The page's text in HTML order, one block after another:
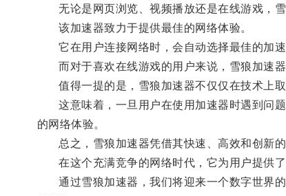
无论是网页浏览、视频播放还是在线游戏，雪
该加速器致力于提供最佳的网络体验。
它在用户连接网络时，会自动选择最佳的加速
而对于喜欢在线游戏的用户来说，雪狼加速器
值得一提的是，雪狼加速器不仅仅在技术上取
这意味着，一旦用户在使用加速器时遇到问题
的网络体验。
总之，雪狼加速器凭借其快速、高效和创新的
在这个充满竞争的网络时代，它为用户提供了
通过雪狼加速器，我们将迎来一个数字世界的